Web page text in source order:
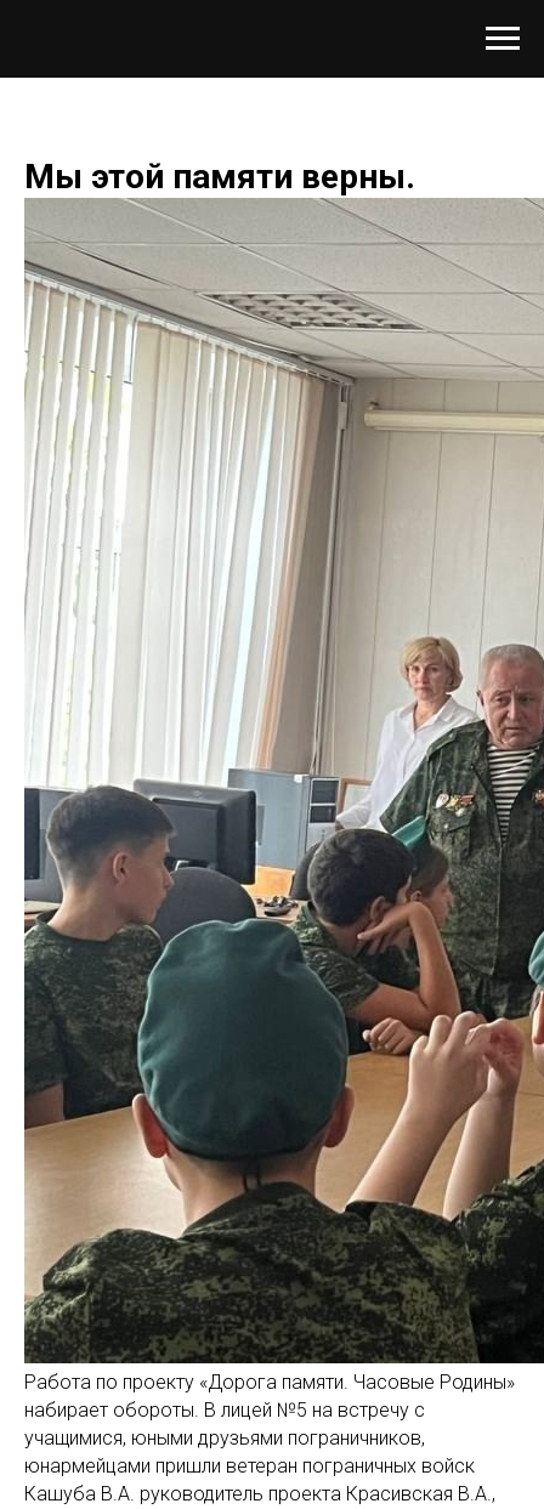
Мы этой памяти верны.
Работа по проекту «Дорога памяти. Часовые Родины»
набирает обороты. В лицей №5 на встречу с
учащимися, юными друзьями пограничников,
юнармейцами пришли ветеран пограничных войск
Кашуба В.А. руководитель проекта Красивская В.А.,